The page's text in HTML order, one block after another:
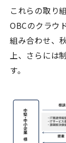
これらの取り
OBCのクラウ
組み合わせ、
上、さらには
す。